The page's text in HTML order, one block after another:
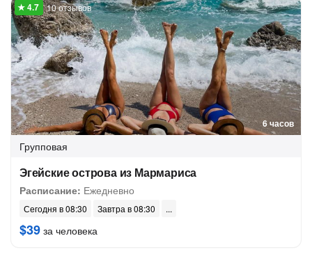
6 часов
10 отзывов
Групповая
Эгейские острова из Мармариса
Расписание: Ежедневно
Сегодня в 08:30 Завтра в 08:30
$39 за человека